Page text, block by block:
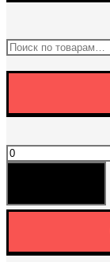
Искать:
Минимальная
цена